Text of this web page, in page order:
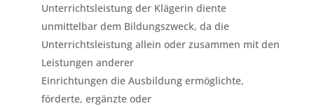
Unterrichtsleistung der Klägerin diente
unmittelbar dem Bildungszweck, da die
Unterrichtsleistung allein oder zusammen mit den
Leistungen anderer
Einrichtungen die Ausbildung ermöglichte,
förderte, ergänzte oder